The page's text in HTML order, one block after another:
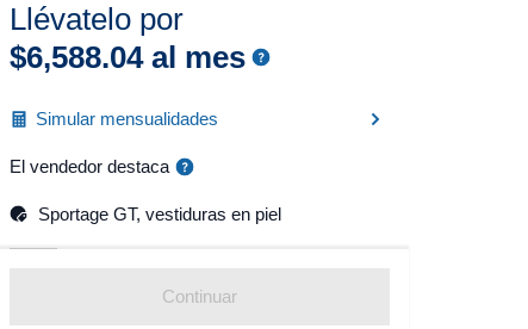
Llévatelo por
$6,588.04al mes
Simular mensualidades
El vendedor destaca
Sportage GT, vestiduras en piel
Continuar